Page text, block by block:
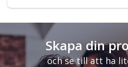
Skapa din
och se till att ha